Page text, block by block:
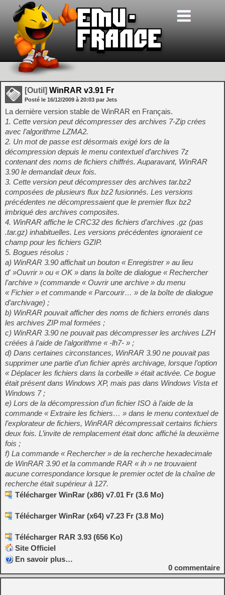
[Outil] WinRAR v3.91 Fr
Posté le 16/12/2009 à 20:03 par Jets
La dernière version stable de WinRAR en Français.
1. Cette version peut décompresser des archives 7-Zip crées
avec l’algorithme LZMA2.
2. Un mot de passe est désormais exigé lors de la
décompression depuis le menu contextuel d’archives 7z
contenant des noms de fichiers chiffrés. Auparavant, WinRAR
3.90 le demandait deux fois.
3. Cette version peut décompresser des archives tar.bz2
composées de plusieurs flux bz2 fusionnés. Les versions
précédentes ne décompressaient que le premier flux bz2
imbriqué des archives composites.
4. WinRAR affiche le CRC32 des fichiers d’archives .gz (pas
.tar.gz) inhabituelles. Les versions précédentes ignoraient ce
champ pour les fichiers GZIP.
5. Bogues résolus :
a) WinRAR 3.90 affichait un bouton « Enregistrer » au lieu
d' »Ouvrir » ou « OK » dans la boîte de dialogue « Rechercher
l’archive » (commande « Ouvrir une archive » du menu
« Fichier » et commande « Parcourir… » de la boîte de dialogue
d’archivage) ;
b) WinRAR pouvait afficher des noms de fichiers erronés dans
les archives ZIP mal formées ;
c) WinRAR 3.90 ne pouvait pas décompresser les archives LZH
créées à l’aide de l’algorithme « -lh7- » ;
d) Dans certaines circonstances, WinRAR 3.90 ne pouvait pas
supprimer une partie d’un fichier après archivage, lorsque l’option
« Déplacer les fichiers dans la corbeille » était activée. Ce bogue
était présent dans Windows XP, mais pas dans Windows Vista et
Windows 7 ;
e) Lors de la décompression d’un fichier ISO à l’aide de la
commande « Extraire les fichiers… » dans le menu contextuel de
l’explorateur de fichiers, WinRAR décompressait certains fichiers
deux fois. L’invite de remplacement était donc affiché la deuxième
fois ;
f) La commande « Rechercher » de la recherche hexadecimale
de WinRAR 3.90 et la commande RAR « ih » ne trouvaient
aucune correspondance lorsque le premier octet de la chaîne de
recherche était supérieur à 127.
Télécharger WinRar (x86) v7.01 Fr (3.6 Mo)
Télécharger WinRar (x64) v7.23 Fr (3.8 Mo)
Télécharger RAR 3.93 (656 Ko)
Site Officiel
En savoir plus…
0 commentaire